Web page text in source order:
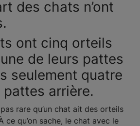
des chats n’ont
ont cinq orteils
de leurs pattes
seulement quatre
arrière.
rare qu’un chat ait des orteils
ce qu’on sache, le chat avec le